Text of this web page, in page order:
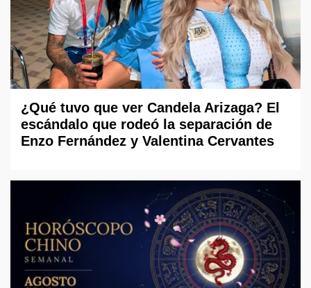
¿Qué tuvo que ver Candela Arizaga? El
escándalo que rodeó la separación de
Enzo Fernández y Valentina Cervantes